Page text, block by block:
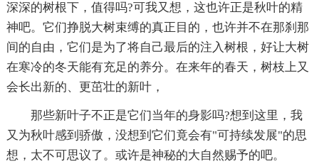
深深的树根下，值得吗?可我又想，这也许正是秋叶的精
神吧。它们挣脱大树束缚的真正目的，也许并不在那刹那
间的自由，它们是为了将自己最后的注入树根，好让大树
在寒冷的冬天能有充足的养分。在来年的春天，树枝上又
会长出新的、更茁壮的新叶，
那些新叶子不正是它们当年的身影吗?想到这里，我
又为秋叶感到骄傲，没想到它们竟会有"可持续发展"的思
想，太不可思议了。或许是神秘的大自然赐予的吧。